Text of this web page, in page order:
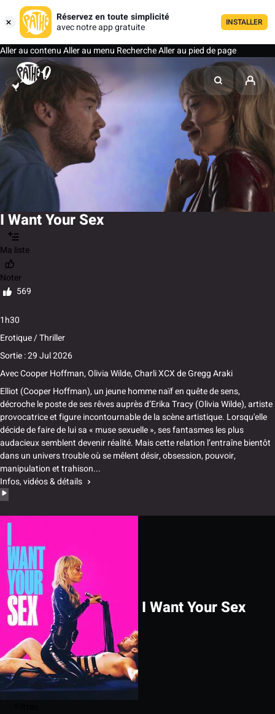
Réservez en toute simplicité
avec notre app gratuite
INSTALLER
Aller au contenuAller au menu RechercheAller au pied de page
I Want Your Sex
Ma liste
Noter
569
1h30
Erotique / Thriller
Sortie : 29 Jul 2026
AvecCooper Hoffman,Olivia Wilde,Charli XCXdeGregg Araki
Elliot (Cooper Hoffman), un jeune homme naïf en quête de sens,
décroche le poste de ses rêves auprès d’Erika Tracy (Olivia Wilde), artiste
provocatrice et figure incontournable de la scène artistique. Lorsqu'elle
décide de faire de lui sa « muse sexuelle », ses fantasmes les plus
audacieux semblent devenir réalité. Mais cette relation l’entraîne bientôt
dans un univers trouble où se mêlent désir, obsession, pouvoir,
manipulation et trahison...
Infos, vidéos & détails
I Want Your Sex